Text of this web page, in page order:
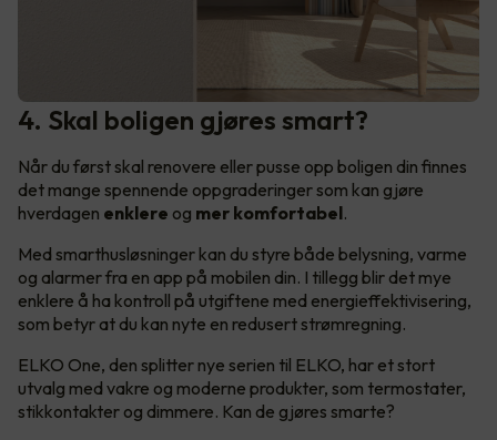
4. Skal boligen gjøres smart?
Når du først skal renovere eller pusse opp boligen din finnes
det mange spennende oppgraderinger som kan gjøre
hverdagen enklere og mer komfortabel.
Med smarthusløsninger kan du styre både belysning, varme
og alarmer fra en app på mobilen din. I tillegg blir det mye
enklere å ha kontroll på utgiftene med energieffektivisering,
som betyr at du kan nyte en redusert strømregning.
ELKO One, den splitter nye serien til ELKO, har et stort
utvalg med vakre og moderne produkter, som termostater,
stikkontakter og dimmere. Kan de gjøres smarte?